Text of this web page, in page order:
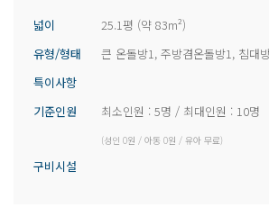
넓이
25.1평 (약 83m²)
유형/형태
큰 온돌방1, 주방겸온돌방1, 침대
특이사항
기준인원
최소인원 : 5명 / 최대인원 : 10명
(성인 0원 / 아동 0원 / 유아 무료)
구비시설